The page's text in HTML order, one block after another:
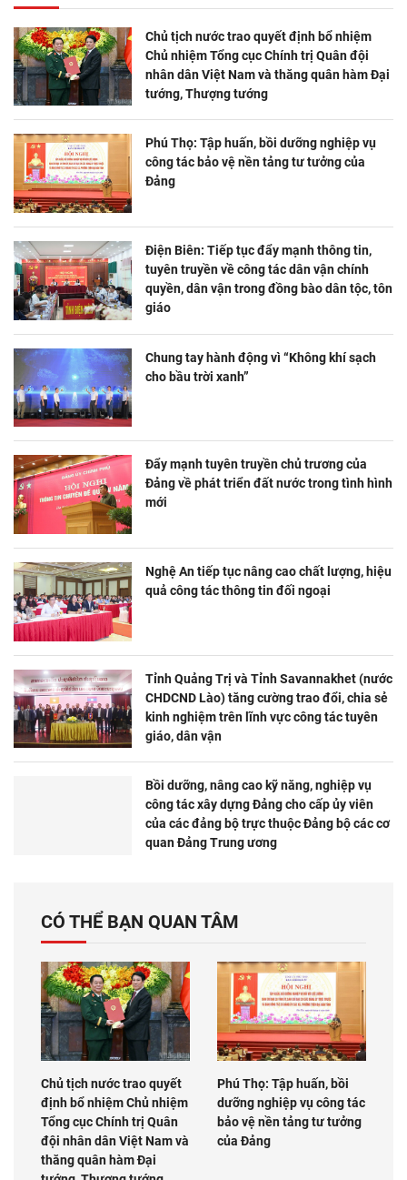
Chủ tịch nước trao quyết định bổ nhiệm
Chủ nhiệm Tổng cục Chính trị Quân đội
nhân dân Việt Nam và thăng quân hàm Đại
tướng, Thượng tướng
Phú Thọ: Tập huấn, bồi dưỡng nghiệp vụ
công tác bảo vệ nền tảng tư tưởng của
Đảng
Điện Biên: Tiếp tục đẩy mạnh thông tin,
tuyên truyền về công tác dân vận chính
quyền, dân vận trong đồng bào dân tộc, tôn
giáo
Chung tay hành động vì “Không khí sạch
cho bầu trời xanh”
Đẩy mạnh tuyên truyền chủ trương của
Đảng về phát triển đất nước trong tình hình
mới
Nghệ An tiếp tục nâng cao chất lượng, hiệu
quả công tác thông tin đối ngoại
Tỉnh Quảng Trị và Tỉnh Savannakhet (nước
CHDCND Lào) tăng cường trao đổi, chia sẻ
kinh nghiệm trên lĩnh vực công tác tuyên
giáo, dân vận
Bồi dưỡng, nâng cao kỹ năng, nghiệp vụ
công tác xây dựng Đảng cho cấp ủy viên
của các đảng bộ trực thuộc Đảng bộ các cơ
quan Đảng Trung ương
CÓ THỂ BẠN QUAN TÂM
Chủ tịch nước trao quyết
định bổ nhiệm Chủ nhiệm
Tổng cục Chính trị Quân
đội nhân dân Việt Nam và
thăng quân hàm Đại
Phú Thọ: Tập huấn, bồi
dưỡng nghiệp vụ công tác
bảo vệ nền tảng tư tưởng
của Đảng